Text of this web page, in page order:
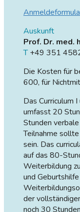
Auskunft
Prof. Dr. med.
T+49 351
Die Kosten für
600, für
Das Curriculum
umfasst 20
Stunden
Teilnahme
sein. Das
auf das 80-
Weiterbildung
und
der
noch 30